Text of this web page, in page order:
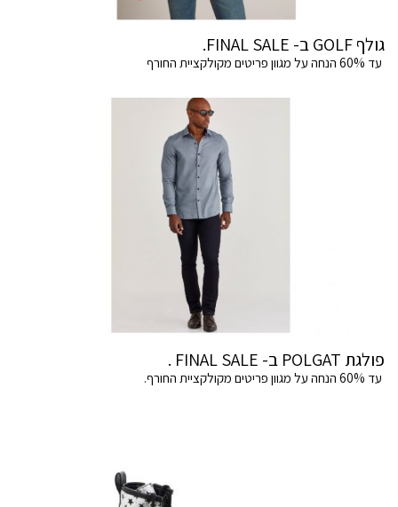
גולף GOLF ב- FINAL SALE.
עד 60% הנחה על מגוון פריטים מקולקציית החורף
פולגת POLGAT ב- FINAL SALE .
עד 60% הנחה על מגוון פריטים מקולקציית החורף.